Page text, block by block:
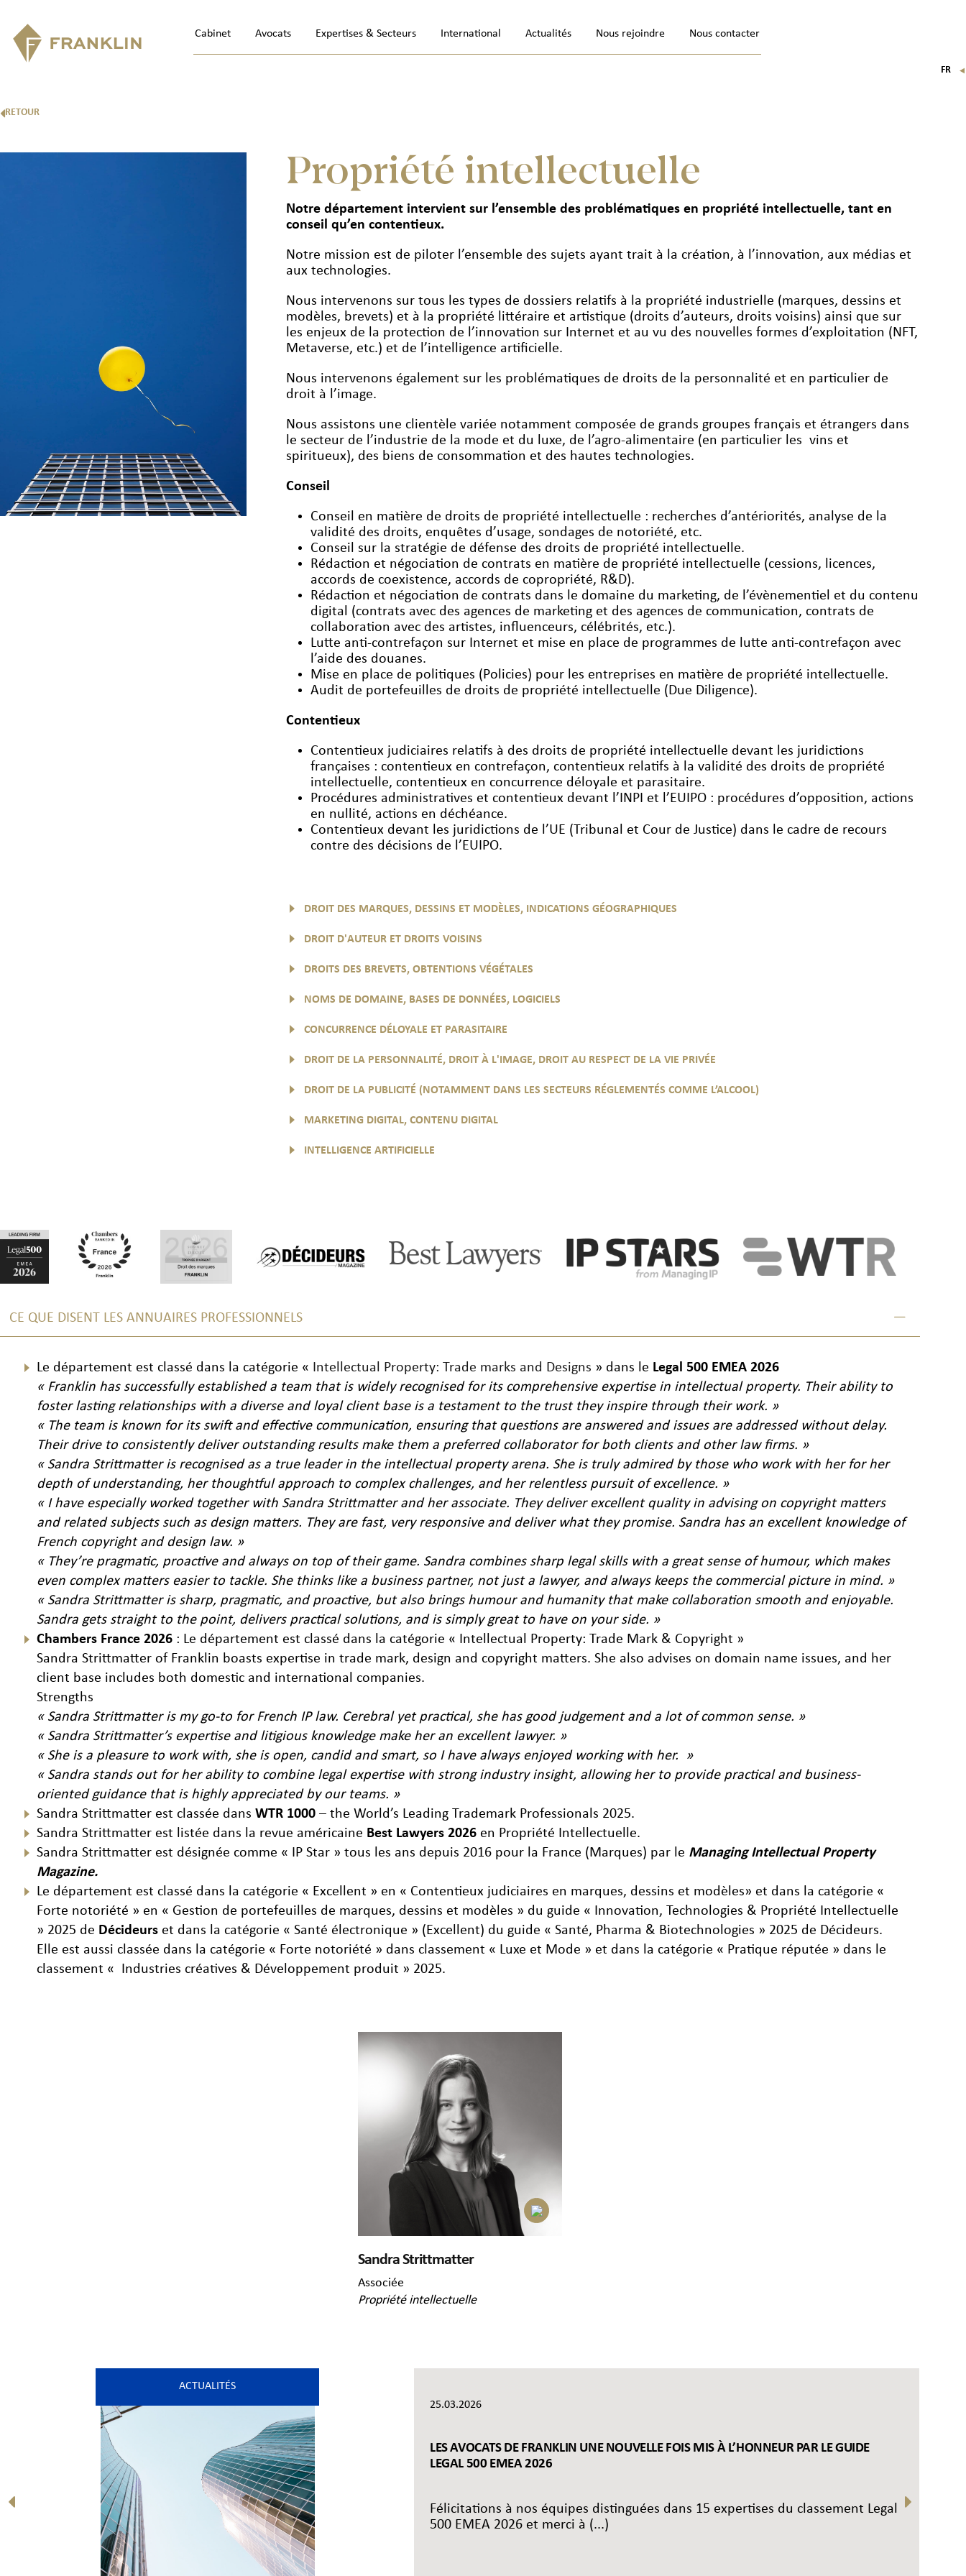
Cabinet Avocats Expertises & Secteurs International Actualités Nous rejoindre Nous contacter
FR ▼
RETOUR
Propriété intellectuelle
Notre département intervient sur l’ensemble des problématiques en propriété intellectuelle, tant en
conseil qu’en contentieux.
Notre mission est de piloter l’ensemble des sujets ayant trait à la création, à l’innovation, aux médias et
aux technologies.
Nous intervenons sur tous les types de dossiers relatifs à la propriété industrielle (marques, dessins et
modèles, brevets) et à la propriété littéraire et artistique (droits d’auteurs, droits voisins) ainsi que sur
les enjeux de la protection de l’innovation sur Internet et au vu des nouvelles formes d’exploitation (NFT,
Metaverse, etc.) et de l’intelligence artificielle.
Nous intervenons également sur les problématiques de droits de la personnalité et en particulier de
droit à l’image.
Nous assistons une clientèle variée notamment composée de grands groupes français et étrangers dans
le secteur de l’industrie de la mode et du luxe, de l’agro-alimentaire (en particulier les vins et
spiritueux), des biens de consommation et des hautes technologies.
Conseil
Conseil en matière de droits de propriété intellectuelle : recherches d’antériorités, analyse de la
validité des droits, enquêtes d’usage, sondages de notoriété, etc.
Conseil sur la stratégie de défense des droits de propriété intellectuelle.
Rédaction et négociation de contrats en matière de propriété intellectuelle (cessions, licences,
accords de coexistence, accords de copropriété, R&D).
Rédaction et négociation de contrats dans le domaine du marketing, de l’évènementiel et du contenu
digital (contrats avec des agences de marketing et des agences de communication, contrats de
collaboration avec des artistes, influenceurs, célébrités, etc.).
Lutte anti-contrefaçon sur Internet et mise en place de programmes de lutte anti-contrefaçon avec
l’aide des douanes.
Mise en place de politiques (Policies) pour les entreprises en matière de propriété intellectuelle.
Audit de portefeuilles de droits de propriété intellectuelle (Due Diligence).
Contentieux
Contentieux judiciaires relatifs à des droits de propriété intellectuelle devant les juridictions
françaises : contentieux en contrefaçon, contentieux relatifs à la validité des droits de propriété
intellectuelle, contentieux en concurrence déloyale et parasitaire.
Procédures administratives et contentieux devant l’INPI et l’EUIPO : procédures d’opposition, actions
en nullité, actions en déchéance.
Contentieux devant les juridictions de l’UE (Tribunal et Cour de Justice) dans le cadre de recours
contre des décisions de l’EUIPO.
DROIT DES MARQUES, DESSINS ET MODÈLES, INDICATIONS GÉOGRAPHIQUES
DROIT D'AUTEUR ET DROITS VOISINS
DROITS DES BREVETS, OBTENTIONS VÉGÉTALES
NOMS DE DOMAINE, BASES DE DONNÉES, LOGICIELS
CONCURRENCE DÉLOYALE ET PARASITAIRE
DROIT DE LA PERSONNALITÉ, DROIT À L'IMAGE, DROIT AU RESPECT DE LA VIE PRIVÉE
DROIT DE LA PUBLICITÉ (NOTAMMENT DANS LES SECTEURS RÉGLEMENTÉS COMME L’ALCOOL)
MARKETING DIGITAL, CONTENU DIGITAL
INTELLIGENCE ARTIFICIELLE
CE QUE DISENT LES ANNUAIRES PROFESSIONNELS
Le département est classé dans la catégorie « Intellectual Property: Trade marks and Designs » dans le Legal 500 EMEA 2026
« Franklin has successfully established a team that is widely recognised for its comprehensive expertise in intellectual property. Their ability to
foster lasting relationships with a diverse and loyal client base is a testament to the trust they inspire through their work. »
« The team is known for its swift and effective communication, ensuring that questions are answered and issues are addressed without delay.
Their drive to consistently deliver outstanding results make them a preferred collaborator for both clients and other law firms. »
« Sandra Strittmatter is recognised as a true leader in the intellectual property arena. She is truly admired by those who work with her for her
depth of understanding, her thoughtful approach to complex challenges, and her relentless pursuit of excellence. »
« I have especially worked together with Sandra Strittmatter and her associate. They deliver excellent quality in advising on copyright matters
and related subjects such as design matters. They are fast, very responsive and deliver what they promise. Sandra has an excellent knowledge of
French copyright and design law. »
« They’re pragmatic, proactive and always on top of their game. Sandra combines sharp legal skills with a great sense of humour, which makes
even complex matters easier to tackle. She thinks like a business partner, not just a lawyer, and always keeps the commercial picture in mind. »
« Sandra Strittmatter is sharp, pragmatic, and proactive, but also brings humour and humanity that make collaboration smooth and enjoyable.
Sandra gets straight to the point, delivers practical solutions, and is simply great to have on your side. »
Chambers France 2026: Le département est classé dans la catégorie « Intellectual Property: Trade Mark & Copyright »
Sandra Strittmatter of Franklin boasts expertise in trade mark, design and copyright matters. She also advises on domain name issues, and her
client base includes both domestic and international companies.
Strengths
« Sandra Strittmatter is my go-to for French IP law. Cerebral yet practical, she has good judgement and a lot of common sense. »
« Sandra Strittmatter’s expertise and litigious knowledge make her an excellent lawyer. »
« She is a pleasure to work with, she is open, candid and smart, so I have always enjoyed working with her. »
« Sandra stands out for her ability to combine legal expertise with strong industry insight, allowing her to provide practical and business-
oriented guidance that is highly appreciated by our teams. »
Sandra Strittmatter est classée dans WTR 1000– the World’s Leading Trademark Professionals 2025.
Sandra Strittmatter est listée dans la revue américaine Best Lawyers 2026en Propriété Intellectuelle.
Sandra Strittmatter est désignée comme « IP Star » tous les ans depuis 2016 pour la France (Marques) par le Managing Intellectual Property
Magazine.
Le département est classé dans la catégorie « Excellent » en « Contentieux judiciaires en marques, dessins et modèles» et dans la catégorie «
Forte notoriété » en « Gestion de portefeuilles de marques, dessins et modèles » du guide « Innovation, Technologies & Propriété Intellectuelle
» 2025 de Décideurset dans la catégorie « Santé électronique » (Excellent) du guide « Santé, Pharma & Biotechnologies » 2025 de Décideurs.
Elle est aussi classée dans la catégorie « Forte notoriété » dans classement « Luxe et Mode » et dans la catégorie « Pratique réputée » dans le
classement « Industries créatives & Développement produit » 2025.
Sandra Strittmatter
Associée
Propriété intellectuelle
ACTUALITÉS
25.03.2026
LES AVOCATS DE FRANKLIN UNE NOUVELLE FOIS MIS À L’HONNEUR PAR LE GUIDE
LEGAL 500 EMEA 2026
Félicitations à nos équipes distinguées dans 15 expertises du classement Legal
500 EMEA 2026 et merci à (...)